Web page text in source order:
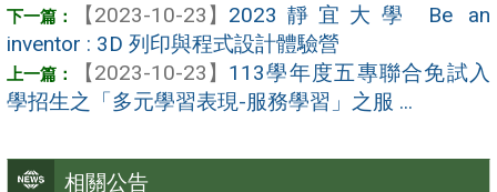
相關公告
【2023-10-23】 2023靜宜大學 Be an
inventor : 3D 列印與程式設計體驗營
【2023-10-23】 113學年度五專聯合免試入
學招生之「多元學習表現-服務學習」之服 ...